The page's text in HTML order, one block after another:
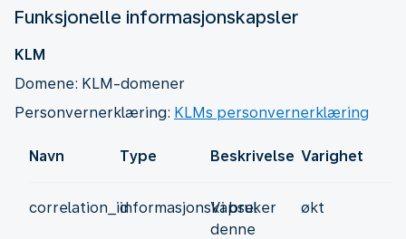
Funksjonelle informasjonskapsler
KLM
Domene: KLM-domener
Personvernerklæring: KLMs personvernerklæring
Navn Type Beskrivelse Varighet
correlation_idinformasjonskapsel
Vi bruker
denne
økt